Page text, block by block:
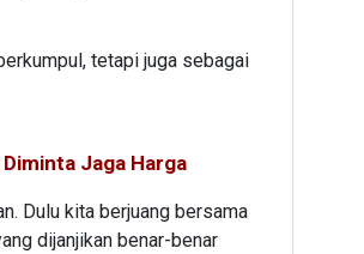
tetapi juga sebagai
Jaga Harga
Dulu kita berjuang bersama
dijanjikan benar-benar